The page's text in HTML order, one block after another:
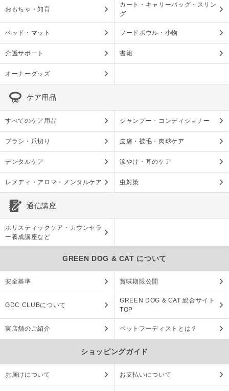
おもちゃ・知育
カート・キャリーバッグ・スリン
グ
ベッド・マット フードボウル・小物
介護サポート 書籍
オーナーグッズ
ケア用品
すべてのケア用品 シャンプー・コンディショナー
ブラシ・爪切り 皮膚・被毛・肉球ケア
デンタルケア 涙やけ・耳のケア
レメディ・アロマ・メンタルケア 虫対策
通信講座
ホリスティックケア・カウンセラ
ー養成講座など
GREEN DOG & CAT について
安全基準 賞味期限公開
GDC CLUBについて
GREEN DOG & CAT 総合サイト
TOP
実店舗のご紹介 ペットフーディストとは？
ショッピングガイド
お届けについて お支払いについて